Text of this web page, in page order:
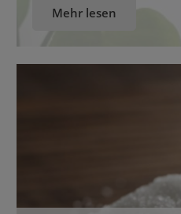
Wasserstoffperoxid im
Name klingt nach
den ersten Blick künstlich
Mehr lesen